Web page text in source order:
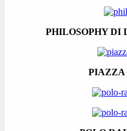
PHILOSOPHY DI
PIAZZA